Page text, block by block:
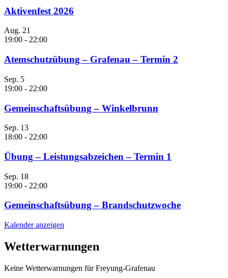
Aktivenfest 2026
Aug. 21
19:00 - 22:00
Atemschutzübung – Grafenau – Termin 2
Sep. 5
19:00 - 22:00
Gemeinschaftsübung – Winkelbrunn
Sep. 13
18:00 - 22:00
Übung – Leistungsabzeichen – Termin 1
Sep. 18
19:00 - 22:00
Gemeinschaftsübung – Brandschutzwoche
Kalender anzeigen
Wetterwarnungen
Keine Wetterwarnungen für Freyung-Grafenau